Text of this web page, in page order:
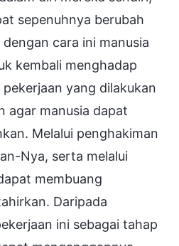
sepenuhnya berubah
cara ini manusia
kembali menghadap
yang dilakukan
agar manusia dapat
Melalui penghakiman
Nya, serta melalui
membuang
Daripada
ini sebagai tahap